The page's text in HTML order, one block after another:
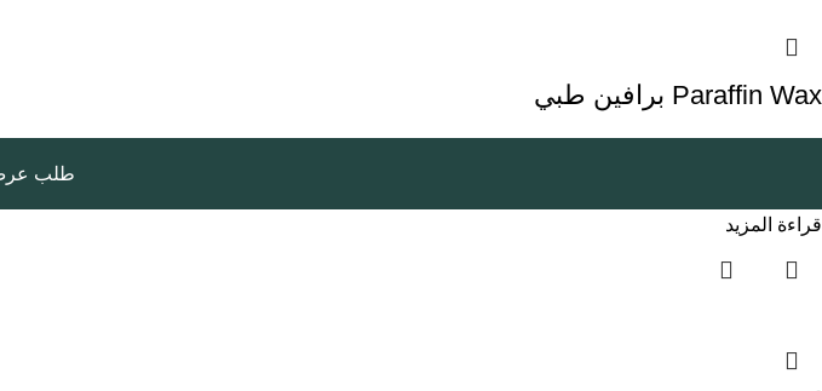
Paraffin Wax برافين طبي
طلب
قراءة المزيد